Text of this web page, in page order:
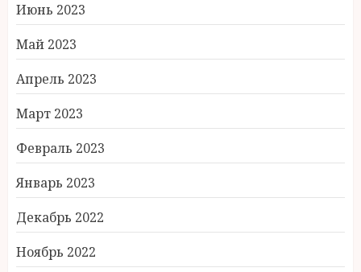
Июнь 2023
Май 2023
Апрель 2023
Март 2023
Февраль 2023
Январь 2023
Декабрь 2022
Ноябрь 2022